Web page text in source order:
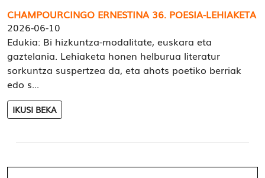
CHAMPOURCINGO ERNESTINA 36. POESIA-LEHIAKETA
2026-06-10
Edukia: Bi hizkuntza-modalitate, euskara eta
gaztelania. Lehiaketa honen helburua literatur
sorkuntza suspertzea da, eta ahots poetiko berriak
edo s...
IKUSI BEKA